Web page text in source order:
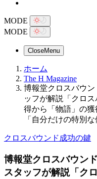
MODE
MODE
CloseMenu
ホーム
The H Magazine
博報堂クロスバウ
ッフが解説「クロ
得から「物語」の
「自分だけの特別
クロスバウンド成功の鍵
博報堂クロスバウン
スタッフが解説「ク